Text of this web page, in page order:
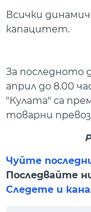
Всички
капацитет.
За последното
април до 8.00
"Кулата" са
товарни
Чуйте
Последвайте
Следете и